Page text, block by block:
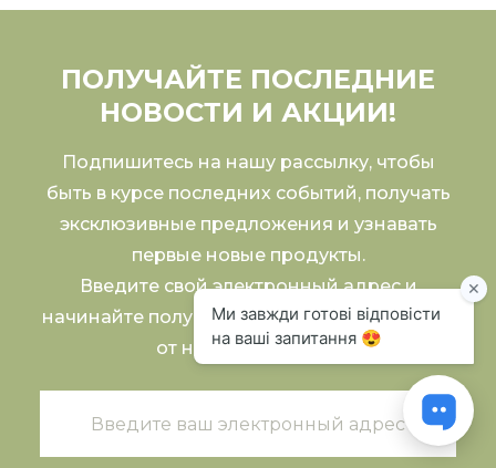
ПОЛУЧАЙТЕ ПОСЛЕДНИЕ
НОВОСТИ И АКЦИИ!
Подпишитесь на нашу рассылку, чтобы
быть в курсе последних событий, получать
эксклюзивные предложения и узнавать
первые новые продукты.
Введите свой электронный адрес и
начинайте получать эксклюзивный контент
от нашей команды!